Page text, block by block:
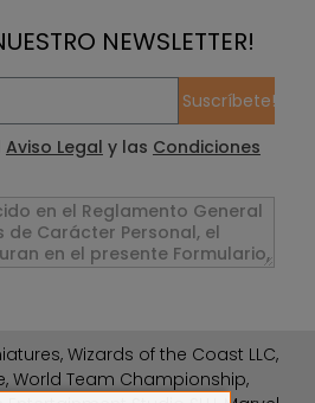
NEWSLETTER!
Suscríbete!
Aviso Legal y las Condiciones
Wizards of the Coast LLC,
World Team Championship,